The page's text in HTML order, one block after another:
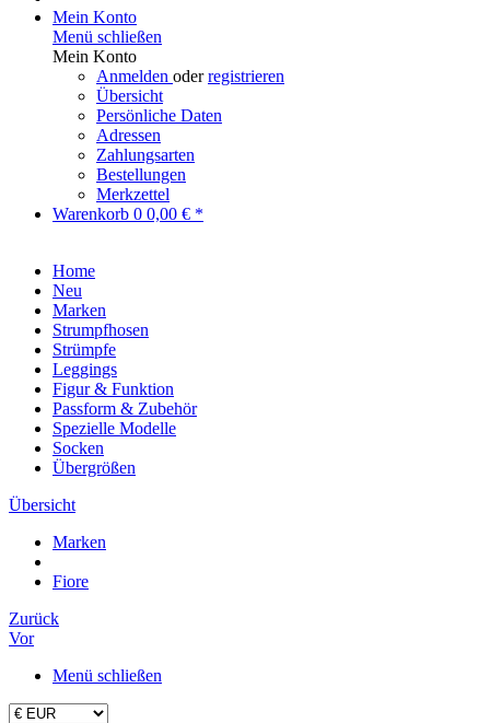
Mein Konto
Menü schließen
Mein Konto
Anmelden oderregistrieren
Übersicht
Persönliche Daten
Adressen
Zahlungsarten
Bestellungen
Merkzettel
Warenkorb 0 0,00 € *
Home
Neu
Marken
Strumpfhosen
Strümpfe
Leggings
Figur & Funktion
Passform & Zubehör
Spezielle Modelle
Socken
Übergrößen
Übersicht
Marken
Fiore
Zurück
Vor
Menü schließen